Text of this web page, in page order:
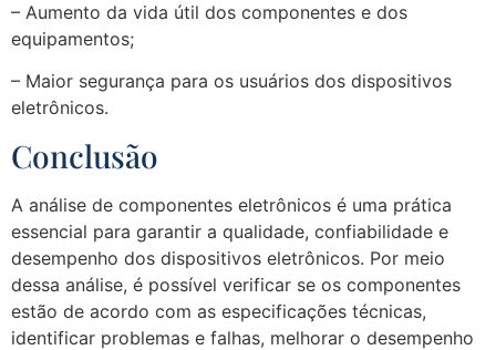
– Aumento da vida útil dos componentes e dos
equipamentos;
– Maior segurança para os usuários dos dispositivos
eletrônicos.
Conclusão
A análise de componentes eletrônicos é uma prática
essencial para garantir a qualidade, confiabilidade e
desempenho dos dispositivos eletrônicos. Por meio
dessa análise, é possível verificar se os componentes
estão de acordo com as especificações técnicas,
identificar problemas e falhas, melhorar o desempenho